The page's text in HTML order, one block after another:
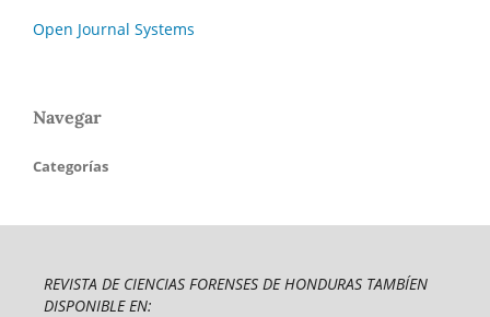
Open Journal Systems
Navegar
Categorías
REVISTA DE CIENCIAS FORENSES DE HONDURAS TAMBÍEN
DISPONIBLE EN: